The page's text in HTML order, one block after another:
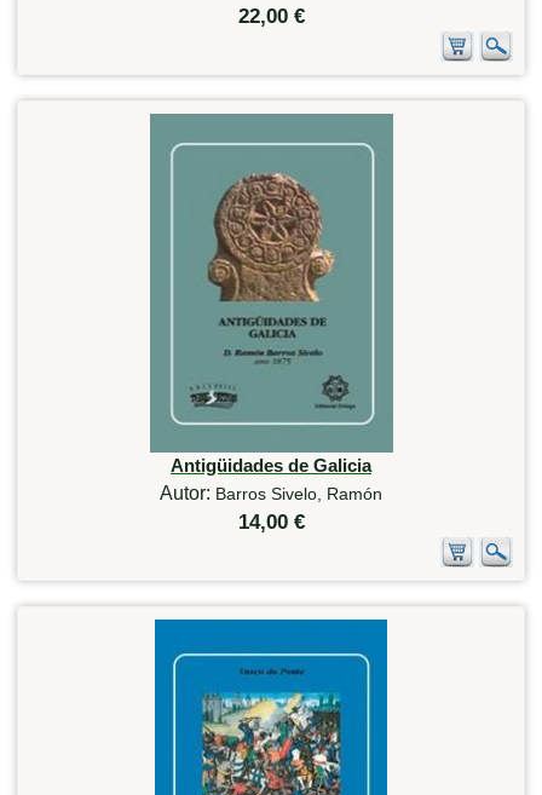
22,00 €
Antigüidades de Galicia
Autor: Barros Sivelo, Ramón
14,00 €